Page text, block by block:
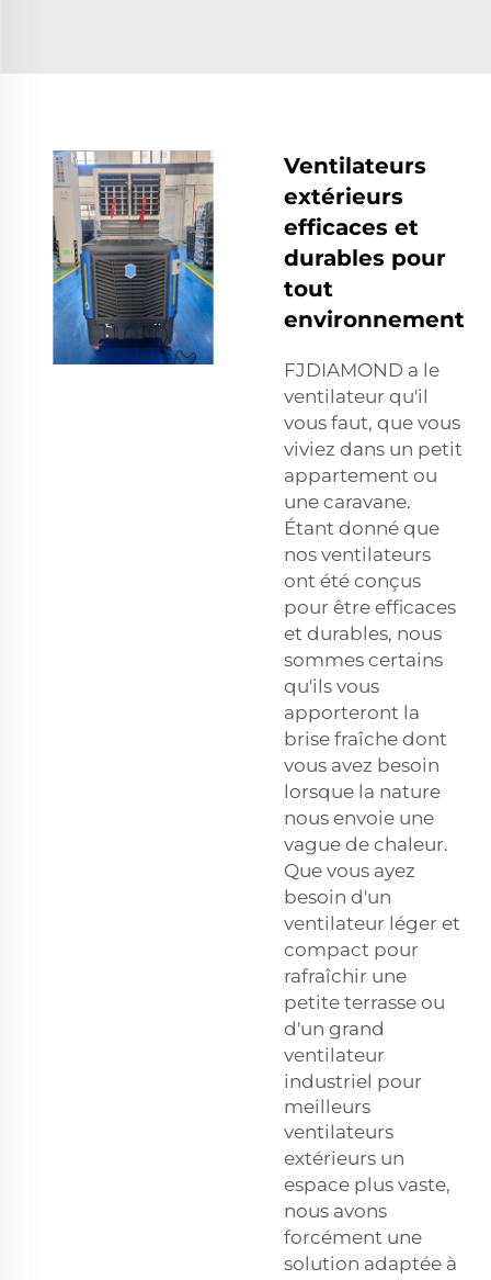
Ventilateurs
extérieurs
efficaces et
durables pour
tout
environnement
FJDIAMOND a le
ventilateur qu'il
vous faut, que vous
viviez dans un petit
appartement ou
une caravane.
Étant donné que
nos ventilateurs
ont été conçus
pour être efficaces
et durables, nous
sommes certains
qu'ils vous
apporteront la
brise fraîche dont
vous avez besoin
lorsque la nature
nous envoie une
vague de chaleur.
Que vous ayez
besoin d'un
ventilateur léger et
compact pour
rafraîchir une
petite terrasse ou
d'un grand
ventilateur
industriel pour
meilleurs
ventilateurs
extérieurs un
espace plus vaste,
nous avons
forcément une
solution adaptée à